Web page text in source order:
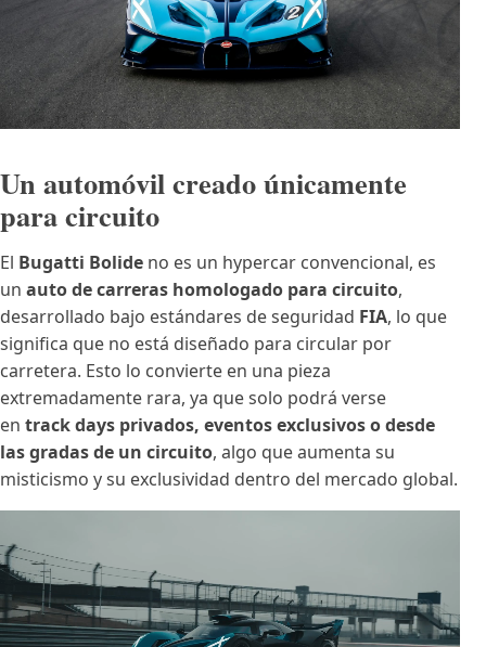
Un automóvil creado únicamente
para circuito
El Bugatti Bolide no es un hypercar convencional, es
un auto de carreras homologado para circuito,
desarrollado bajo estándares de seguridad FIA, lo que
significa que no está diseñado para circular por
carretera. Esto lo convierte en una pieza
extremadamente rara, ya que solo podrá verse
en track days privados, eventos exclusivos o desde
las gradas de un circuito, algo que aumenta su
misticismo y su exclusividad dentro del mercado global.